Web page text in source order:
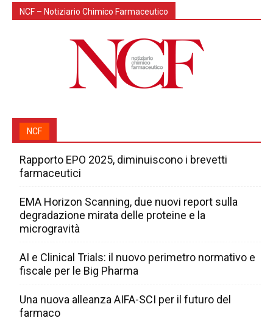
NCF – Notiziario Chimico Farmaceutico
NCF
Rapporto EPO 2025, diminuiscono i brevetti
farmaceutici
EMA Horizon Scanning, due nuovi report sulla
degradazione mirata delle proteine e la
microgravità
AI e Clinical Trials: il nuovo perimetro normativo e
fiscale per le Big Pharma
Una nuova alleanza AIFA-SCI per il futuro del
farmaco